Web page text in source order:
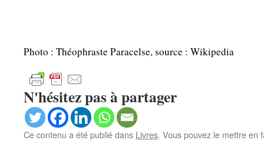
Photo : Théophraste Paracelse, source : Wikipedia
N'hésitez pas à partager
Ce contenu a été publié dans Livres. Vous pouvez le mettre en